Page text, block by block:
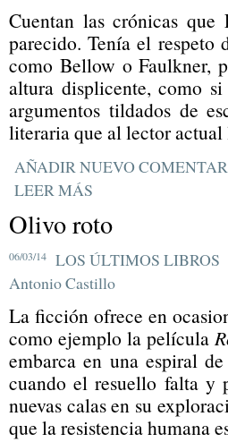
Cuentan las crónicas
parecido. Tenía el respeto
como Bellow o Faulkner,
altura displicente, como
argumentos tildados de
literaria que al lector
AÑADIR NUEVO
LEER MÁS
Olivo roto
06/03/14
LOS ÚLTIMOS LIBROS
Antonio Castillo
La ficción ofrece en
como ejemplo la película
embarca en una espiral
cuando el resuello falta y
nuevas calas en su
que la resistencia humana